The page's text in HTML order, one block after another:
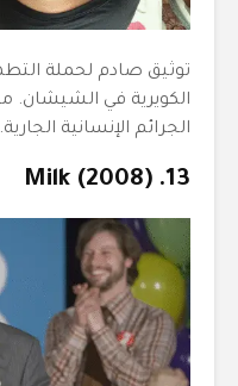
توثيق صادم لحملة
الكويرية في الشيشان.
الجرائم الإنسانية الجارية.
13. Milk (2008)